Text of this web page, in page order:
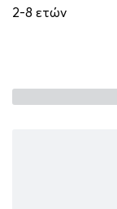
2-8 ετών